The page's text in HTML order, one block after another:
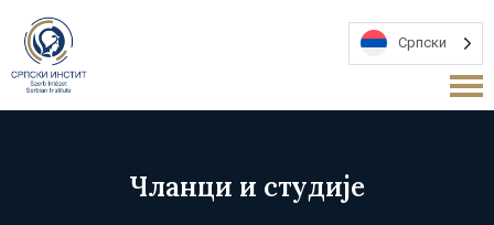
Српски
Чланци и студије